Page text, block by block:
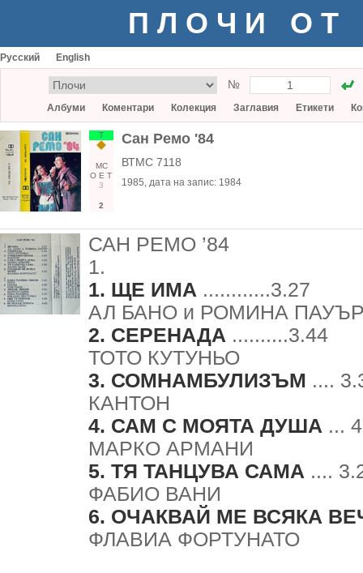
ПЛОЧИ ОТ
Русский English
№
Албуми Коментари Колекция Заглавия Етикети
Т
МС
О Е Т
3
2
Сан Ремо '84
ВТМС 7118
1985, дата на запис: 1984
САН РЕМО ’84
1.
1. ЩЕ ИМА ............3.27
АЛ БАНО и РОМИНА
2. СЕРЕНАДА ..........3.44
ТОТО КУТУНЬО
3. СОМНАМБУЛИЗЪМ ....
КАНТОН
4. САМ С МОЯТА ДУША ...
МАРКО АРМАНИ
5. ТЯ ТАНЦУВА САМА ....
ФАБИО ВАНИ
6. ОЧАКВАЙ ME ВСЯКА
ФЛАВИА ФОРТУНАТО